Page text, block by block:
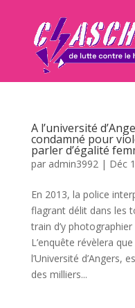
A l’université
condamné pour
parler d’égalité
par admin3992 | Déc
En 2013, la police
flagrant délit dans les
train d’y
L’enquête révèlera
l’Université d’Angers,
des milliers...